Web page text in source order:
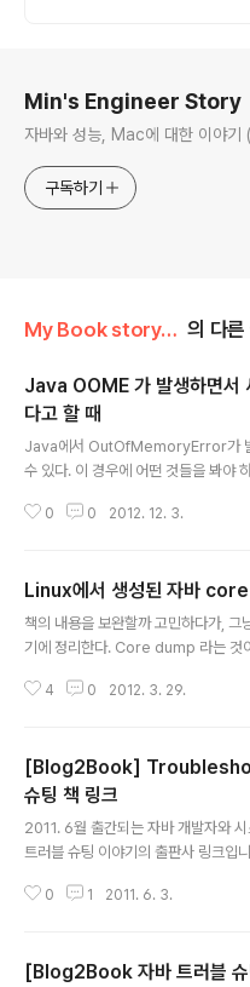
Min's Engineer Story
자바와 성능, Mac에 대한 이야
구독하기
My Book story/Blog2Book 트러블슈팅 의 다른
Java OOME 가 발생하면서
다고 할 때
Java에서 OutOfMemoryError가
수 있다. 이 경우에 어떤 것들을 봐야
nable-to-create-new.html한국어로
이 나오면 이 내용들을 좀 추가 보완해
0 0 2012. 12. 3.
Linux에서 생성된 자바
책의 내용을 보완할까 고민하다가, 그
기에 정리한다. Core dump 라는 것
했다고 봐도 된다. 리눅스에서는
죽지 않는다. hs_err_pid.log라는 파
작업을 하다가 죽었는지를 확인할 수
기는 문제를 만났다. 기본적으로 대
4 0 2012. 3. 29.
[Blog2Book]
슈팅 책 링크
2011. 6월 출간되는 자바 개발자와
트러블 슈팅 이야기의 출판사 링크입
0 1 2011. 6. 3.
[Blog2Book 자바 트러블 슈